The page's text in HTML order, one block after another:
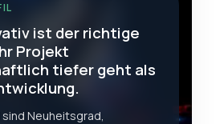
ist der richtige
Projekt
tiefer geht als
Neuheitsgrad,